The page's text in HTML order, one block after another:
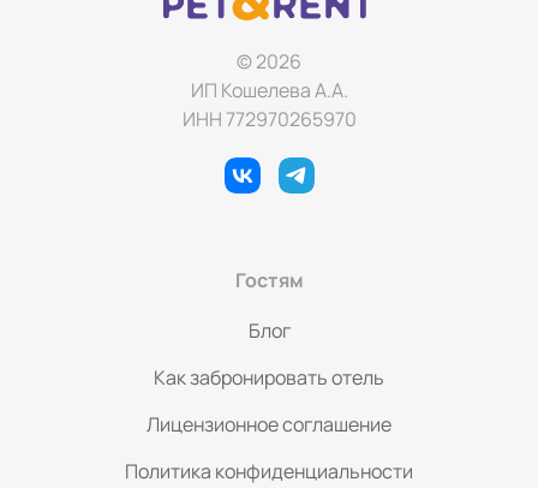
© 2026
ИП Кошелева А.А.
ИНН 772970265970
Гостям
Блог
Как забронировать отель
Лицензионное соглашение
Политика конфиденциальности